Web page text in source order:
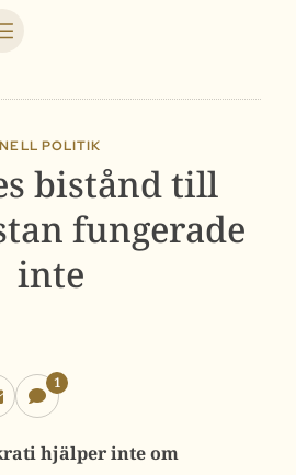
POLITIK
bistånd till
fungerade
inte
1
hjälper inte om